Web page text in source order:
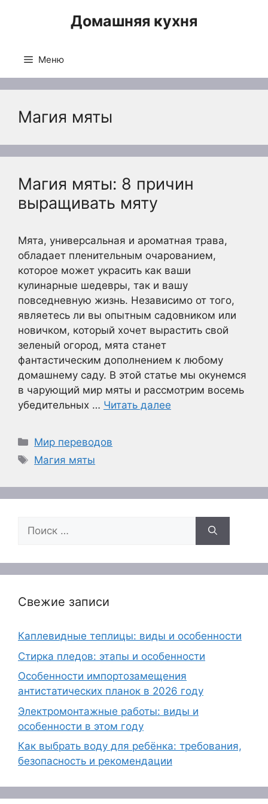
Домашняя кухня
Меню
Магия мяты
Магия мяты: 8 причин
выращивать мяту
Мята, универсальная и ароматная трава,
обладает пленительным очарованием,
которое может украсить как ваши
кулинарные шедевры, так и вашу
повседневную жизнь. Независимо от того,
являетесь ли вы опытным садовником или
новичком, который хочет вырастить свой
зеленый огород, мята станет
фантастическим дополнением к любому
домашнему саду. В этой статье мы окунемся
в чарующий мир мяты и рассмотрим восемь
убедительных … Читать далее
Рубрики
Мир переводов
Метки
Магия мяты
Поиск:
Свежие записи
Каплевидные теплицы: виды и особенности
Стирка пледов: этапы и особенности
Особенности импортозамещения
антистатических планок в 2026 году
Электромонтажные работы: виды и
особенности в этом году
Как выбрать воду для ребёнка: требования,
безопасность и рекомендации